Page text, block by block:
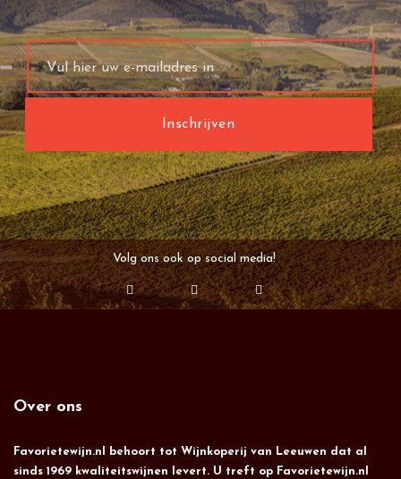
Volg ons ook op social media!
Over ons
Favorietewijn.nl behoort tot Wijnkoperij van Leeuwen dat al
sinds 1969 kwaliteitswijnen levert. U treft op Favorietewijn.nl